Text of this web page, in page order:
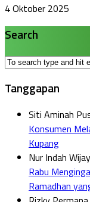
4 Oktober 2025
Search
Tanggapan
Siti Aminah
Konsumen
Kupang
Nur Indah
Rabu
Ramadhan